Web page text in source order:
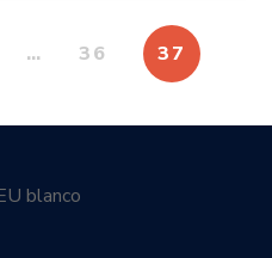
… 36 37